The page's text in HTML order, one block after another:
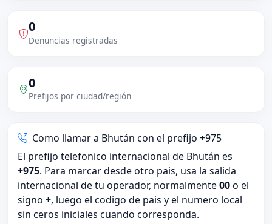
0
Denuncias registradas
0
Prefijos por ciudad/región
Como llamar a Bhután con el prefijo +975
El prefijo telefonico internacional de Bhután es
+975. Para marcar desde otro pais, usa la salida
internacional de tu operador, normalmente00o el
signo +, luego el codigo de pais y el numero local
sin ceros iniciales cuando corresponda.